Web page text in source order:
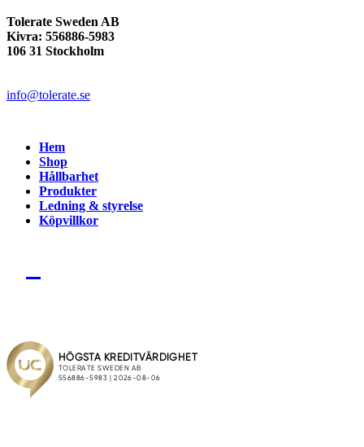
Tolerate Sweden AB
Kivra: 556886-5983
106 31 Stockholm
info@tolerate.se
Hem
Shop
Hållbarhet
Produkter
Ledning & styrelse
Köpvillkor